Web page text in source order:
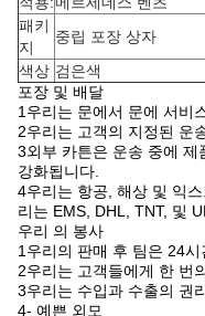
패키
지
중립 포장 상자
색상 검은색
포장 및 배달
1우리는 문에서 문에 서비
2우리는 고객의 지정된 운
3외부 카튼은 운송 중에 제
강화됩니다.
4우리는 항공, 해상 및 익
리는 EMS, DHL, TNT, 및
우리 의 봉사
1우리의 판매 후 팀은 24시
2우리는 고객들에게 한 번
3우리는 수입과 수출의 권
4- 예쁜 외모